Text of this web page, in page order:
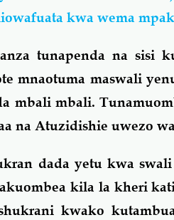
kwa wema
tunapenda na sisi
mnaotuma maswali
mbali mbali.
na Atuzidishie uwezo
dada yetu kwa
kila la kheri
kwako